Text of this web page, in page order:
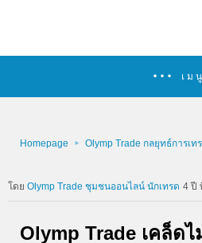
เมนู
Homepage Olymp Trade กลยุทธ์การเท
Olymp Trade ชุมชนออนไลน์ นักเทรด 4 ปี
Olymp Trade เคล็ด